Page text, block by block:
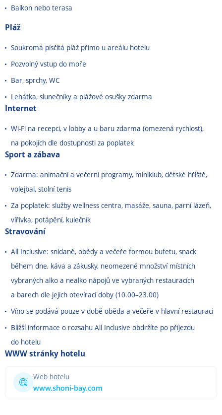
Balkon nebo terasa
Pláž
Soukromá písčitá pláž přímo u areálu hotelu
Pozvolný vstup do moře
Bar, sprchy, WC
Lehátka, slunečníky a plážové osušky zdarma
Internet
Wi-Fi na recepci, v lobby a u baru zdarma (omezená rychlost),
na pokojích dle dostupnosti za poplatek
Sport a zábava
Zdarma: animační a večerní programy, miniklub, dětské hřiště,
volejbal, stolní tenis
Za poplatek: služby wellness centra, masáže, sauna, parní lázeň,
vířivka, potápění, kulečník
Stravování
All Inclusive: snídaně, obědy a večeře formou bufetu, snack
během dne, káva a zákusky, neomezené množství místních
vybraných alko a nealko nápojů ve vybraných restauracích
a barech dle jejich otevírací doby (10.00–23.00)
Víno se podává pouze v době oběda a večeře v hlavní restauraci
Bližší informace o rozsahu All Inclusive obdržíte po příjezdu
do hotelu
WWW stránky hotelu
Web hotelu
www.shoni-bay.com